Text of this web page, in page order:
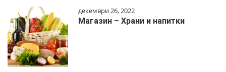
декември 26, 2022
Магазин – Храни и напитки